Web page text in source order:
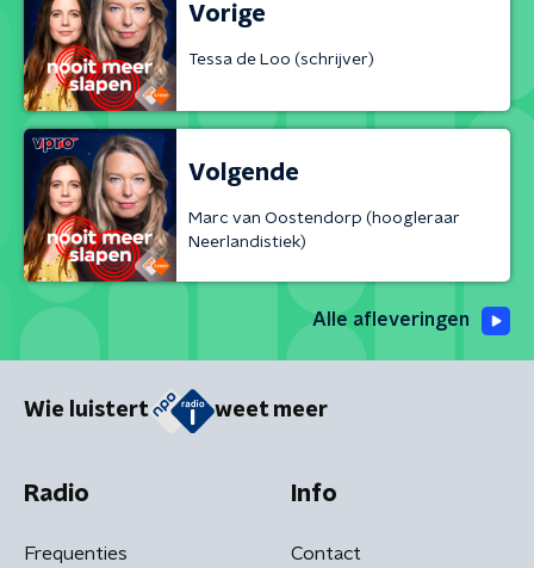
Vorige
Tessa de Loo (schrijver)
Volgende
Marc van Oostendorp (hoogleraar
Neerlandistiek)
Alle afleveringen
Wie luistert weet meer
Radio
Frequenties
Info
Contact